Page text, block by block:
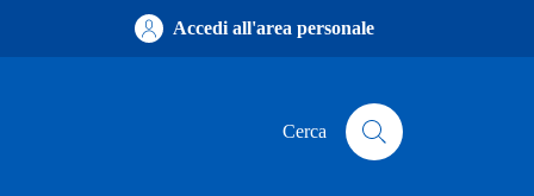
Accedi all'area personale
Cerca